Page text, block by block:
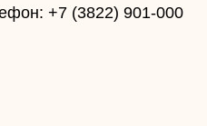
+7 (3822) 901-000